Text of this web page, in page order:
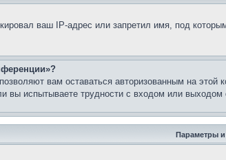
ваш IP-адрес или запретил имя, под
вам оставаться авторизованным на
вы испытываете трудности с входом или
Параметры и